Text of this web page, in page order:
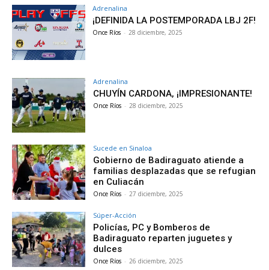
Adrenalina
¡DEFINIDA LA POSTEMPORADA LBJ 2F!
Once Ríos - 28 diciembre, 2025
Adrenalina
CHUYÍN CARDONA, ¡IMPRESIONANTE!
Once Ríos - 28 diciembre, 2025
Sucede en Sinaloa
Gobierno de Badiraguato atiende a
familias desplazadas que se refugian
en Culiacán
Once Ríos - 27 diciembre, 2025
Súper-Acción
Policías, PC y Bomberos de
Badiraguato reparten juguetes y
dulces
Once Ríos - 26 diciembre, 2025